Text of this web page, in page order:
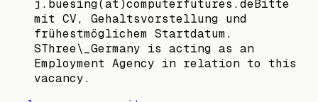
j.buesing(at)computerfutures.deBitte
mit CV, Gehaltsvorstellung und
frühestmöglichem Startdatum.
SThree\_Germany is acting as an
Employment Agency in relation to this
vacancy.